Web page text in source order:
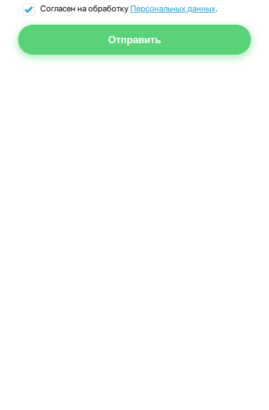
Согласен на обработку Персональных данных.
Отправить